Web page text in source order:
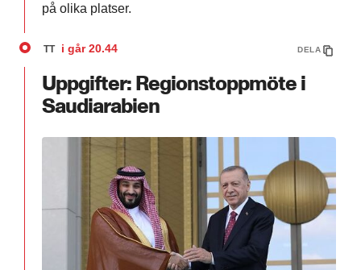
på olika platser.
TT i går 20.44 DELA
Uppgifter: Regionstoppmöte i
Saudiarabien